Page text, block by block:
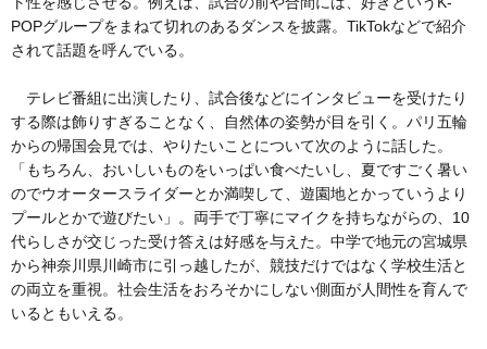
POPグループをまねて切れのあるダンスを披露。TikTokなどで紹介
されて話題を呼んでいる。
テレビ番組に出演したり、試合後などにインタビューを受けたり
する際は飾りすぎることなく、自然体の姿勢が目を引く。パリ五輪
からの帰国会見では、やりたいことについて次のように話した。
「もちろん、おいしいものをいっぱい食べたいし、夏ですごく暑い
のでウオータースライダーとか満喫して、遊園地とかっていうより
プールとかで遊びたい」。両手で丁寧にマイクを持ちながらの、10
代らしさが交じった受け答えは好感を与えた。中学で地元の宮城県
から神奈川県川崎市に引っ越したが、競技だけではなく学校生活と
の両立を重視。社会生活をおろそかにしない側面が人間性を育んで
いるともいえる。